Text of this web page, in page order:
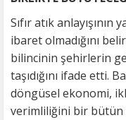
Sıfır atık anlayışının
ibaret olmadığını
bilincinin şehirlerin
taşıdığını ifade etti.
döngüsel ekonomi,
verimliliğini bir bütün